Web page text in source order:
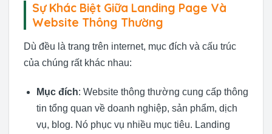
Sự Khác Biệt Giữa Landing Page Và
Website Thông Thường
Dù đều là trang trên internet, mục đích và cấu trúc
của chúng rất khác nhau:
Mục đích: Website thông thường cung cấp thông
tin tổng quan về doanh nghiệp, sản phẩm, dịch
vụ, blog. Nó phục vụ nhiều mục tiêu. Landing